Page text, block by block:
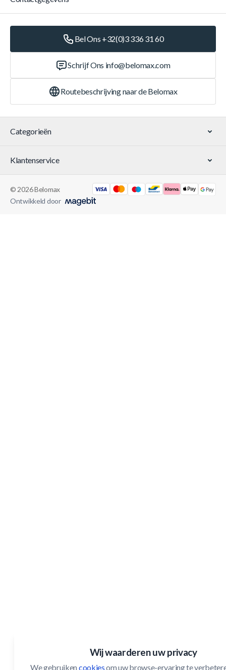
Wij waarderen uw privacy
We gebruiken cookies om uw browse-ervaring te
Categorieën
Klantenservice
Bel Ons +32(0)3 336 31 60
Schrijf Ons info@belomax.com
Routebeschrijving naar de Belomax
© 2026 Belomax
Ontwikkeld door